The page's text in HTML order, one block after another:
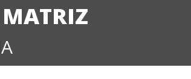
MATRIZ